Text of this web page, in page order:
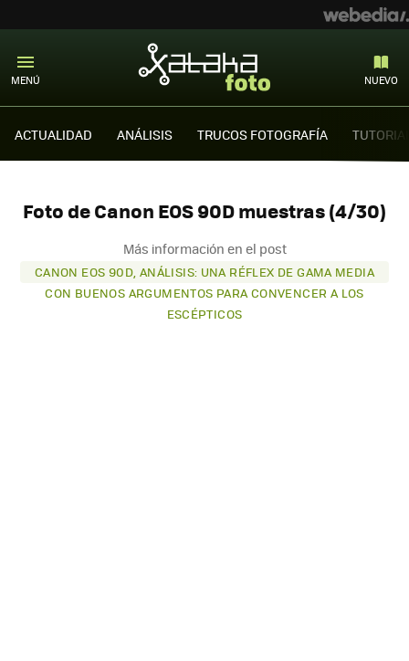
MENÚ NUEVO
ACTUALIDAD ANÁLISIS TRUCOS FOTOGRAFÍA
Foto de Canon EOS 90D muestras (4/30)
Más información en el post
CANON EOS 90D, ANÁLISIS: UNA RÉFLEX DE GAMA MEDIA
CON BUENOS ARGUMENTOS PARA CONVENCER A LOS
ESCÉPTICOS